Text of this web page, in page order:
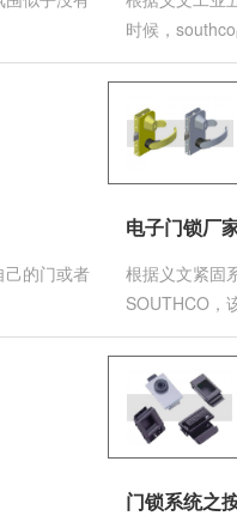
时候，
己的门或者
电子门锁厂
根据义文紧固
SOUTHCO，
门锁系统之